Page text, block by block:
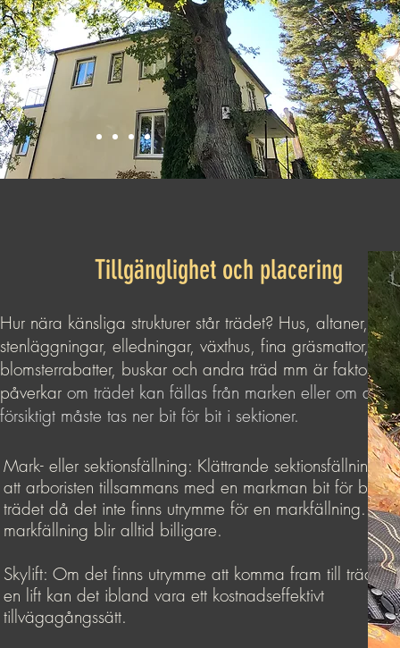
Tillgänglighet och placering
Hur nära känsliga strukturer står trädet? Hus, altaner,
stenläggningar, elledningar, växthus, fina gräsmattor,
blomsterrabatter, buskar och andra träd mm är faktorer
påverkar om trädet kan fällas från marken eller om det
försiktigt måste tas ner bit för bit i sektioner.
Mark- eller sektionsfällning: Klättrande sektionsfällning
att arboristen tillsammans med en markman bit för bit
trädet då det inte finns utrymme för en markfällning. En
markfällning blir alltid billigare.
Skylift: Om det finns utrymme att komma fram till trädet
en lift kan det ibland vara ett kostnadseffektivt
tillvägagångssätt.